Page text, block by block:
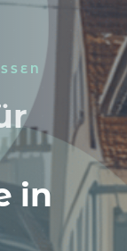
in